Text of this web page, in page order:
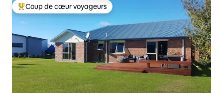
Coups de cœur voyageurs les plus appréciés
Coup de cœur voyageurs